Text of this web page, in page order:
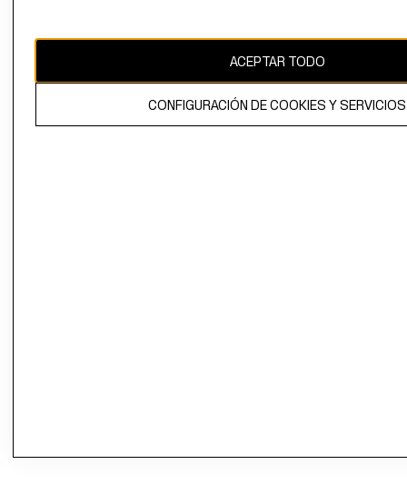
propiedad de H&M Hennes & Mauritz AB.ACEPTAR TODO
CONFIGURACIÓN DE COOKIES Y SERVICIOS